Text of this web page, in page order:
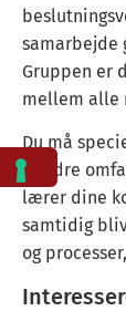
samarbejde
Gruppen er
mellem alle
Du må
mindre
lærer dine
samtidig
og